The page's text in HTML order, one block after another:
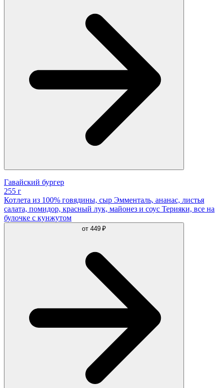
Гавайский бургер
255 г
Котлета из 100% говядины, сыр Эмменталь, ананас, листья
салата, помидор, красный лук, майонез и соус Терияки, все на
булочке с кунжутом
от 449 ₽